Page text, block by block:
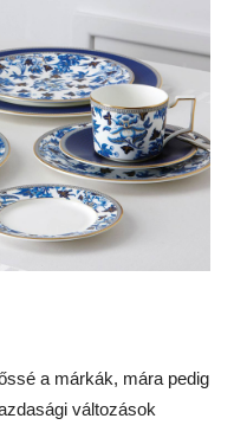
a márkák, mára pedig
változások